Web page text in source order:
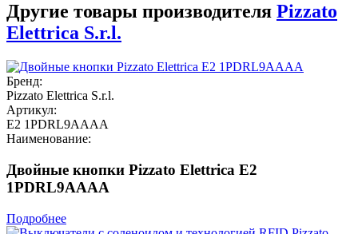
Другие товары производителя Pizzato
Elettrica S.r.l.
Бренд:
Pizzato Elettrica S.r.l.
Артикул:
E2 1PDRL9AAAA
Наименование:
Двойные кнопки Pizzato Elettrica E2
1PDRL9AAAA
Подробнее